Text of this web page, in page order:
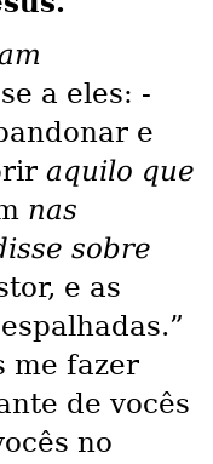
a eles: -
e
aquilo que
nas
sobre
e as
me fazer
de vocês
no